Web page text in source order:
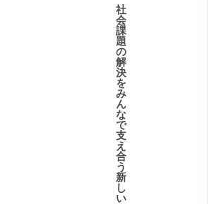
社
会
課
題
の
解
決
を
み
ん
な
で
支
え
合
う
新
し
い